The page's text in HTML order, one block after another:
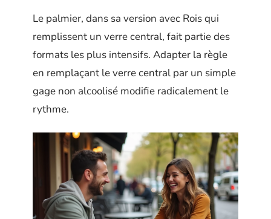
Le palmier, dans sa version avec Rois qui
remplissent un verre central, fait partie des
formats les plus intensifs. Adapter la règle
en remplaçant le verre central par un simple
gage non alcoolisé modifie radicalement le
rythme.